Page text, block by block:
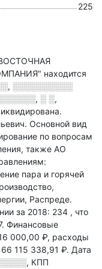
225
находится
░░░░░░░░░░
░ ░,
Основной вид
по вопросам
, также АО
пара и горячей
Распреде.
за 2018: 234 , что
Финансовые
000,00 ₽, расходы
115 338,91 ₽. Дата
, КПП